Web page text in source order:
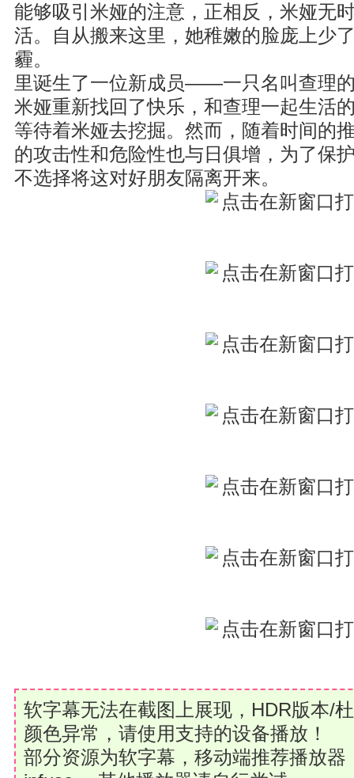
能够吸引米娅的注意，正相反，米娅无
活。自从搬来这里，她稚嫩的脸庞上少
霾。 某日
里诞生了一位新成员——一只名叫查理
米娅重新找回了快乐，和查理一起生活
等待着米娅去挖掘。然而，随着时间的
的攻击性和危险性也与日俱增，为了保
不选择将这对好朋友隔离开来。
软字幕无法在截图上展现，HDR版本/
颜色异常，请使用支持的设备播放！
部分资源为软字幕，移动端推荐播放器